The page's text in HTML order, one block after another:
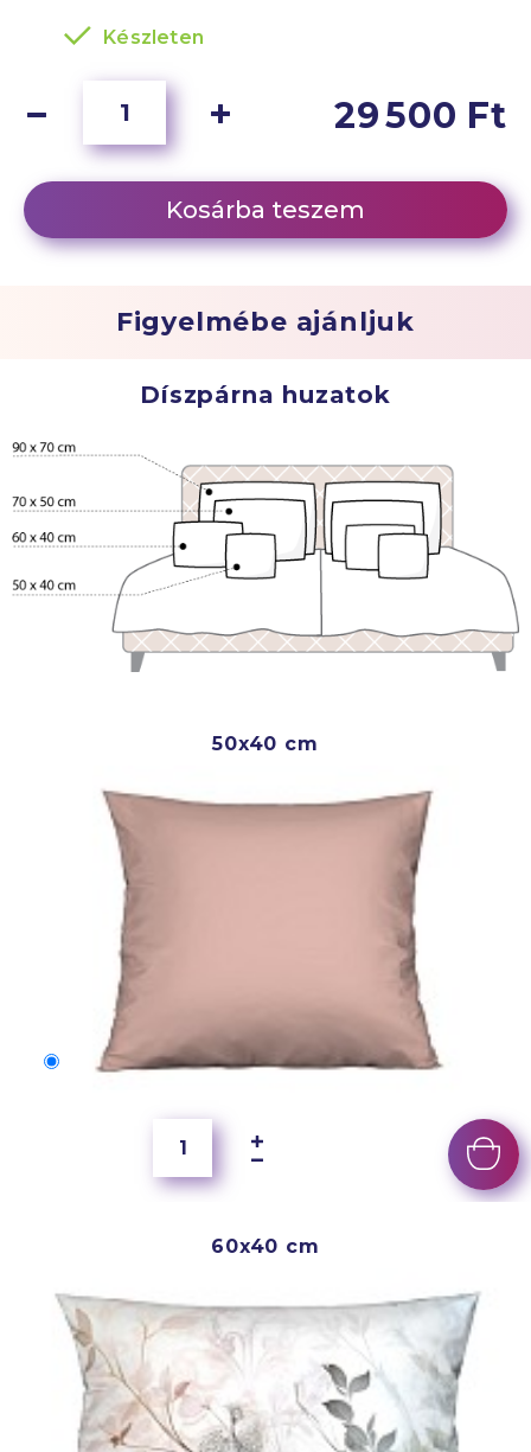
Készleten
29 500 Ft
Kosárba teszem
Figyelmébe ajánljuk
Díszpárna huzatok
50x40 cm
50x40 cm
60x40 cm